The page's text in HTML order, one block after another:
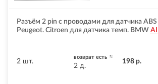
Разъём 2 pin с проводами для датчика
Peugeot. Citroen для датчика темп. BMW
2 шт.
возврат есть ≈
2 д.
198 р.